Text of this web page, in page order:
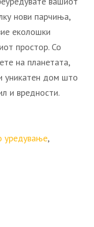
нови парчиња,
еколошки
простор. Со
на планетата,
уникатен дом што
и вредности.
уредување,